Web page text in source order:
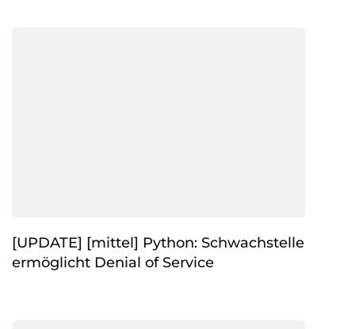
[UPDATE] [mittel] Python: Schwachstelle
ermöglicht Denial of Service